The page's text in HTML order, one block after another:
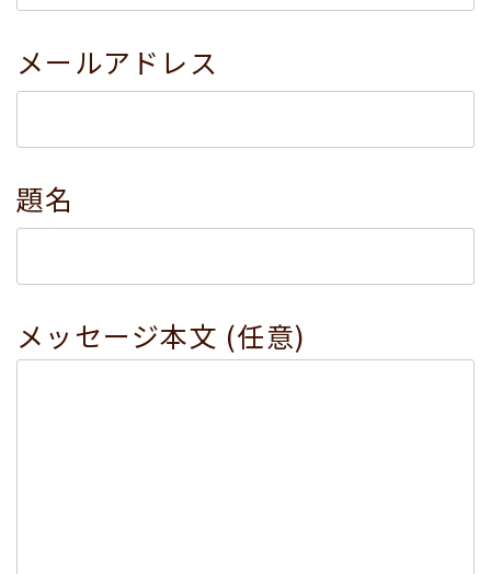
メールアドレス
題名
メッセージ本文 (任意)